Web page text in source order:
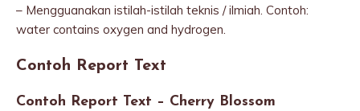
– Mengguanakan istilah-istilah teknis / ilmiah. Contoh:
water contains oxygen and hydrogen.
Contoh Report Text
Contoh Report Text – Cherry Blossom